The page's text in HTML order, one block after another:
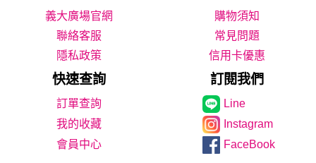
義大廣場官網
購物須知
聯絡客服
常見問題
隱私政策
信用卡優惠
快速查詢 訂閱我們
Line
我的收藏
Instagram
會員中心
FaceBook